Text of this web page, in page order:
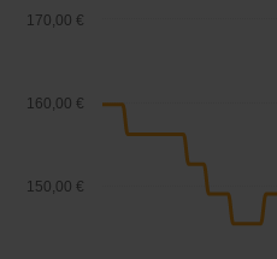
150,00 €
160,00 €
170,00 €